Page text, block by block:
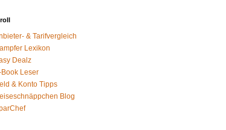
& Tarifvergleich
Lexikon
Dealz
Book Leser
& Konto Tipps
Blog